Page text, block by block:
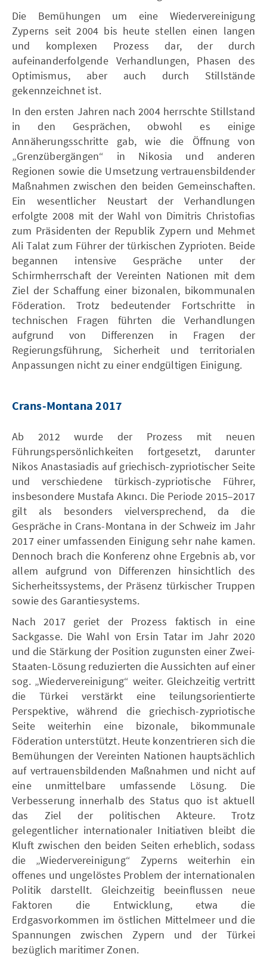
Die Bemühungen um eine Wiedervereinigung
Zyperns seit 2004 bis heute stellen einen langen
und komplexen Prozess dar, der durch
aufeinanderfolgende Verhandlungen, Phasen des
Optimismus, aber auch durch Stillstände
gekennzeichnet ist.
In den ersten Jahren nach 2004 herrschte Stillstand
in den Gesprächen, obwohl es einige
Annäherungsschritte gab, wie die Öffnung von
„Grenzübergängen“ in Nikosia und anderen
Regionen sowie die Umsetzung vertrauensbildender
Maßnahmen zwischen den beiden Gemeinschaften.
Ein wesentlicher Neustart der Verhandlungen
erfolgte 2008 mit der Wahl von Dimitris Christofias
zum Präsidenten der Republik Zypern und Mehmet
Ali Talat zum Führer der türkischen Zyprioten. Beide
begannen intensive Gespräche unter der
Schirmherrschaft der Vereinten Nationen mit dem
Ziel der Schaffung einer bizonalen, bikommunalen
Föderation. Trotz bedeutender Fortschritte in
technischen Fragen führten die Verhandlungen
aufgrund von Differenzen in Fragen der
Regierungsführung, Sicherheit und territorialen
Anpassungen nicht zu einer endgültigen Einigung.
Crans-Montana 2017
Ab 2012 wurde der Prozess mit neuen
Führungspersönlichkeiten fortgesetzt, darunter
Nikos Anastasiadis auf griechisch-zypriotischer Seite
und verschiedene türkisch-zypriotische Führer,
insbesondere Mustafa Akıncı. Die Periode 2015–2017
gilt als besonders vielversprechend, da die
Gespräche in Crans-Montana in der Schweiz im Jahr
2017 einer umfassenden Einigung sehr nahe kamen.
Dennoch brach die Konferenz ohne Ergebnis ab, vor
allem aufgrund von Differenzen hinsichtlich des
Sicherheitssystems, der Präsenz türkischer Truppen
sowie des Garantiesystems.
Nach 2017 geriet der Prozess faktisch in eine
Sackgasse. Die Wahl von Ersin Tatar im Jahr 2020
und die Stärkung der Position zugunsten einer Zwei-
Staaten-Lösung reduzierten die Aussichten auf einer
sog. „Wiedervereinigung“ weiter. Gleichzeitig vertritt
die Türkei verstärkt eine teilungsorientierte
Perspektive, während die griechisch-zypriotische
Seite weiterhin eine bizonale, bikommunale
Föderation unterstützt. Heute konzentrieren sich die
Bemühungen der Vereinten Nationen hauptsächlich
auf vertrauensbildenden Maßnahmen und nicht auf
eine unmittelbare umfassende Lösung. Die
Verbesserung innerhalb des Status quo ist aktuell
das Ziel der politischen Akteure. Trotz
gelegentlicher internationaler Initiativen bleibt die
Kluft zwischen den beiden Seiten erheblich, sodass
die „Wiedervereinigung“ Zyperns weiterhin ein
offenes und ungelöstes Problem der internationalen
Politik darstellt. Gleichzeitig beeinflussen neue
Faktoren die Entwicklung, etwa die
Erdgasvorkommen im östlichen Mittelmeer und die
Spannungen zwischen Zypern und der Türkei
bezüglich maritimer Zonen.